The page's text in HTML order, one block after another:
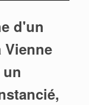
d'un
Vienne